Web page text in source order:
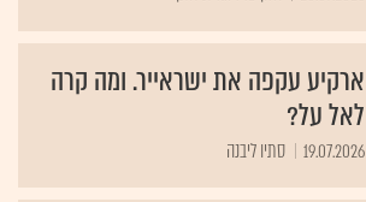
ארקיע עקפה את ישראייר. ומה קרה
לאל על?
19.07.2026 סתיו ליבנה